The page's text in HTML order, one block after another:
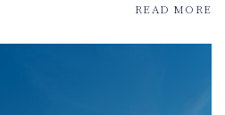
READ MORE